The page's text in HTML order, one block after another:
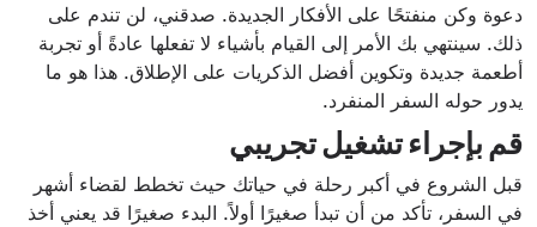
دعوة وكن منفتحًا على الأفكار الجديدة. صدقني، لن تندم على
ذلك. سينتهي بك الأمر إلى القيام بأشياء لا تفعلها عادةً أو تجربة
أطعمة جديدة وتكوين أفضل الذكريات على الإطلاق. هذا هو ما
يدور حوله السفر المنفرد.
قم بإجراء تشغيل تجريبي
قبل الشروع في أكبر رحلة في حياتك حيث تخطط لقضاء أشهر
في السفر، تأكد من أن تبدأ صغيرًا أولاً. البدء صغيرًا قد يعني أخذ